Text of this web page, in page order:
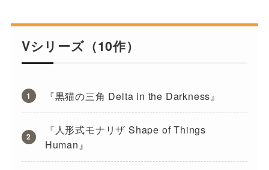
Vシリーズ（10作）
『黒猫の三角 Delta in the Darkness』
『人形式モナリザ Shape of Things
Human』